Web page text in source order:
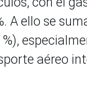
A ello se
%),
aéreo